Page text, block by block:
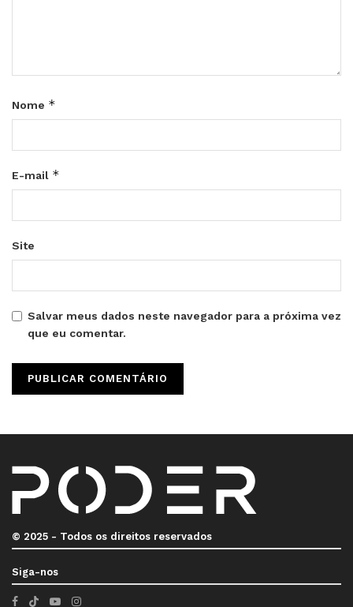
Nome *
E-mail *
Site
Salvar meus dados neste navegador para a próxima vez
que eu comentar.
© 2025 - Todos os direitos reservados
Siga-nos